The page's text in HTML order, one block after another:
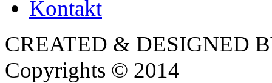
Kontakt
CREATED & DESIGNED
Copyrights © 2014